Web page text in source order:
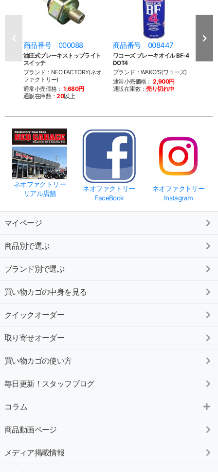
商品番号 000088
油圧式ブレーキストップライト
スイッチ
ブランド：NEO FACTORY(ネオ
ファクトリー)
通常小売価格： 1,680円
通販在庫数：20以上
商品番号 008447
ワコーズ ブレーキオイル BF-4
DOT4
ブランド：WAKO'S(ワコーズ)
通常小売価格： 2,900円
通販在庫数：売り切れ中
ッテ
ネオファクトリー
リアル店舗
ネオファクトリー
FaceBook
ネオファクトリー
Instagram
マイページ
商品別で選ぶ
ブランド別で選ぶ
買い物カゴの中身を見る
クイックオーダー
取り寄せオーダー
買い物カゴの使い方
毎日更新！スタッフブログ
コラム
商品動画ページ
メディア掲載情報